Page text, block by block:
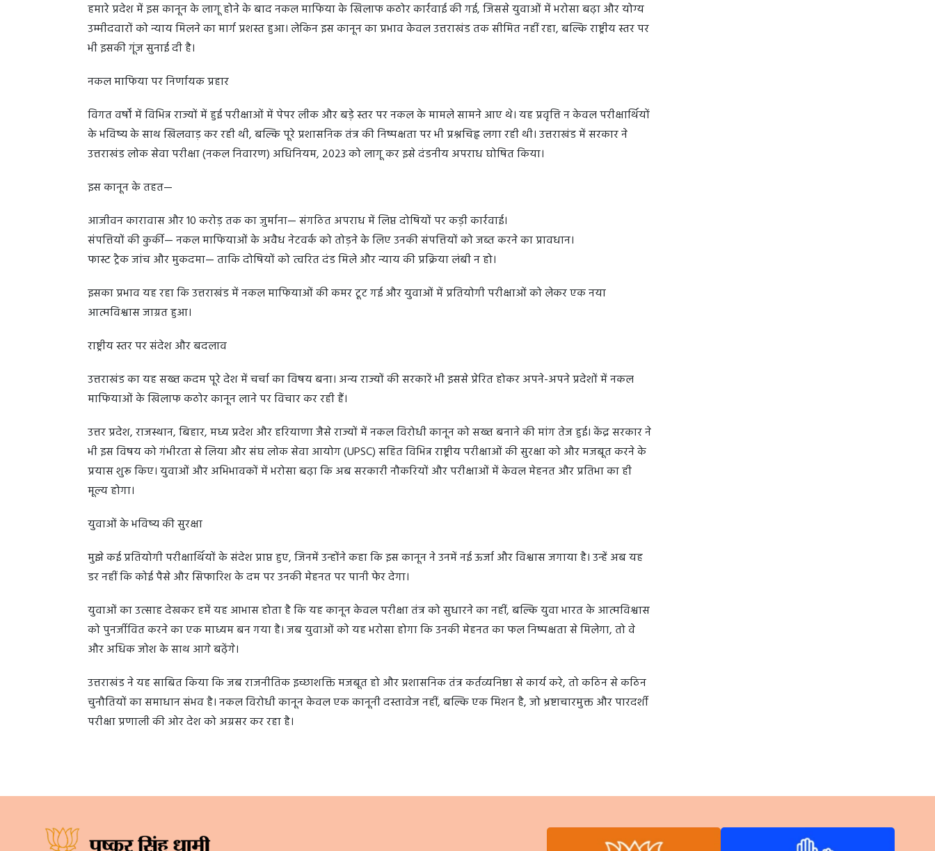
हमारे प्रदेश में इस कानून के लागू होने के बाद नकल माफिया के खिलाफ कठोर कार्रवाई की गई, जिससे युवाओं में भरोसा बढ़ा और योग्य
उम्मीदवारों को न्याय मिलने का मार्ग प्रशस्त हुआ। लेकिन इस कानून का प्रभाव केवल उत्तराखंड तक सीमित नहीं रहा, बल्कि राष्ट्रीय स्तर पर
भी इसकी गूंज सुनाई दी है।
नकल माफिया पर निर्णायक प्रहार
विगत वर्षों में विभिन्न राज्यों में हुई परीक्षाओं में पेपर लीक और बड़े स्तर पर नकल के मामले सामने आए थे। यह प्रवृत्ति न केवल परीक्षार्थियों
के भविष्य के साथ खिलवाड़ कर रही थी, बल्कि पूरे प्रशासनिक तंत्र की निष्पक्षता पर भी प्रश्नचिह्न लगा रही थी। उत्तराखंड में सरकार ने
उत्तराखंड लोक सेवा परीक्षा (नकल निवारण) अधिनियम, 2023 को लागू कर इसे दंडनीय अपराध घोषित किया।
इस कानून के तहत—
आजीवन कारावास और 10 करोड़ तक का जुर्माना— संगठित अपराध में लिप्त दोषियों पर कड़ी कार्रवाई।
संपत्तियों की कुर्की— नकल माफियाओं के अवैध नेटवर्क को तोड़ने के लिए उनकी संपत्तियों को जब्त करने का प्रावधान।
फास्ट ट्रैक जांच और मुकदमा— ताकि दोषियों को त्वरित दंड मिले और न्याय की प्रक्रिया लंबी न हो।
इसका प्रभाव यह रहा कि उत्तराखंड में नकल माफियाओं की कमर टूट गई और युवाओं में प्रतियोगी परीक्षाओं को लेकर एक नया
आत्मविश्वास जाग्रत हुआ।
राष्ट्रीय स्तर पर संदेश और बदलाव
उत्तराखंड का यह सख्त कदम पूरे देश में चर्चा का विषय बना। अन्य राज्यों की सरकारें भी इससे प्रेरित होकर अपने-अपने प्रदेशों में नकल
माफियाओं के खिलाफ कठोर कानून लाने पर विचार कर रही हैं।
उत्तर प्रदेश, राजस्थान, बिहार, मध्य प्रदेश और हरियाणा जैसे राज्यों में नकल विरोधी कानून को सख्त बनाने की मांग तेज हुई। केंद्र सरकार ने
भी इस विषय को गंभीरता से लिया और संघ लोक सेवा आयोग (UPSC) सहित विभिन्न राष्ट्रीय परीक्षाओं की सुरक्षा को और मजबूत करने के
प्रयास शुरू किए। युवाओं और अभिभावकों में भरोसा बढ़ा कि अब सरकारी नौकरियों और परीक्षाओं में केवल मेहनत और प्रतिभा का ही
मूल्य होगा।
युवाओं के भविष्य की सुरक्षा
मुझे कई प्रतियोगी परीक्षार्थियों के संदेश प्राप्त हुए, जिनमें उन्होंने कहा कि इस कानून ने उनमें नई ऊर्जा और विश्वास जगाया है। उन्हें अब यह
डर नहीं कि कोई पैसे और सिफारिश के दम पर उनकी मेहनत पर पानी फेर देगा।
युवाओं का उत्साह देखकर हमें यह आभास होता है कि यह कानून केवल परीक्षा तंत्र को सुधारने का नहीं, बल्कि युवा भारत के आत्मविश्वास
को पुनर्जीवित करने का एक माध्यम बन गया है। जब युवाओं को यह भरोसा होगा कि उनकी मेहनत का फल निष्पक्षता से मिलेगा, तो वे
और अधिक जोश के साथ आगे बढ़ेंगे।
उत्तराखंड ने यह साबित किया कि जब राजनीतिक इच्छाशक्ति मजबूत हो और प्रशासनिक तंत्र कर्तव्यनिष्ठा से कार्य करे, तो कठिन से कठिन
चुनौतियों का समाधान संभव है। नकल विरोधी कानून केवल एक कानूनी दस्तावेज नहीं, बल्कि एक मिशन है, जो भ्रष्टाचारमुक्त और पारदर्शी
परीक्षा प्रणाली की ओर देश को अग्रसर कर रहा है।